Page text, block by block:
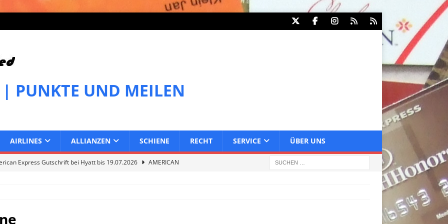
PUNKTE UND MEILEN
AIRLINES ALLIANZEN SCHIENE RECHT SERVICE ÜBER UNS
Express Gutschrift bei Hyatt bis 19.07.2026
AMERICAN
Express Gutschrift bei Melia bis 31.07.2026